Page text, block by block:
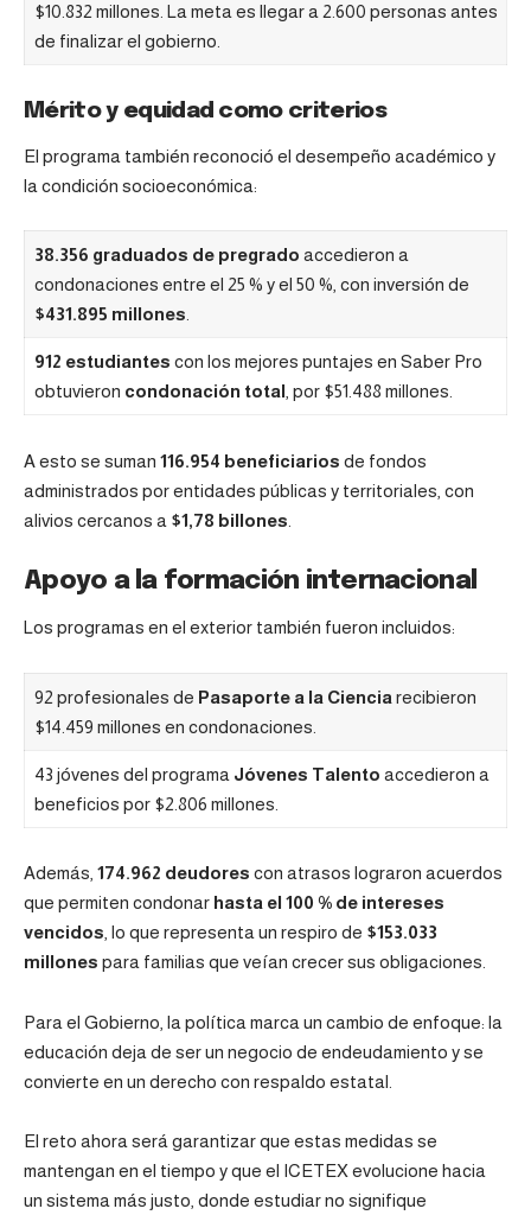
$10.832 millones. La meta es llegar a 2.600 personas antes
de finalizar el gobierno.
Mérito y equidad como criterios
El programa también reconoció el desempeño académico y
la condición socioeconómica:
38.356 graduados de pregrado accedieron a
condonaciones entre el 25 % y el 50 %, con inversión de
$431.895 millones
912 estudiantes con los mejores puntajes en Saber Pro
obtuvieron condonación total , por $51.488 millones.
A esto se suman 116.954 beneficiarios de fondos
administrados por entidades públicas y territoriales, con
alivios cercanos a $1,78 billones
Apoyo a la formación internacional
Los programas en el exterior también fueron incluidos:
92 profesionales de Pasaporte a la Ciencia recibieron
$14.459 millones en condonaciones.
43 jóvenes del programa Jóvenes Talento accedieron a
beneficios por $2.806 millones.
Además, 174.962 deudores con atrasos lograron acuerdos
que permiten condonar hasta el 100 % de intereses
vencidos , lo que representa un respiro de $153.033
millones para familias que veían crecer sus obligaciones.
Para el Gobierno, la política marca un cambio de enfoque: la
educación deja de ser un negocio de endeudamiento y se
convierte en un derecho con respaldo estatal.
El reto ahora será garantizar que estas medidas se
mantengan en el tiempo y que el ICETEX evolucione hacia
un sistema más justo, donde estudiar no signifique